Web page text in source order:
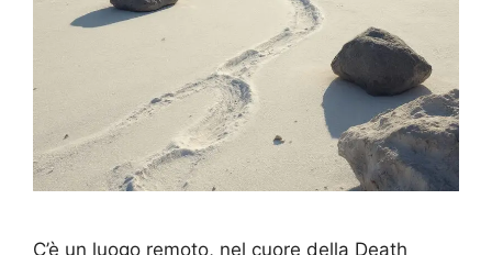
C’è un luogo remoto, nel cuore della Death